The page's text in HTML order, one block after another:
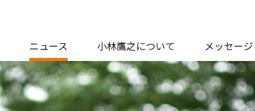
ニュース 小林鷹之について メッセージ